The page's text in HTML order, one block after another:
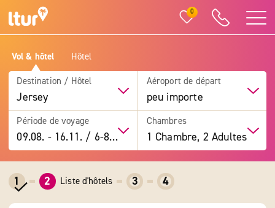
0
Vol & hôtel Hôtel
Destination / Hôtel
Jersey
Aéroport de départ
peu importe
Période de voyage
09.08. -16.11. / 6-8 jours
Chambres
1 Chambre, 2 Adultes
1 2 Liste d'hôtels 3 4